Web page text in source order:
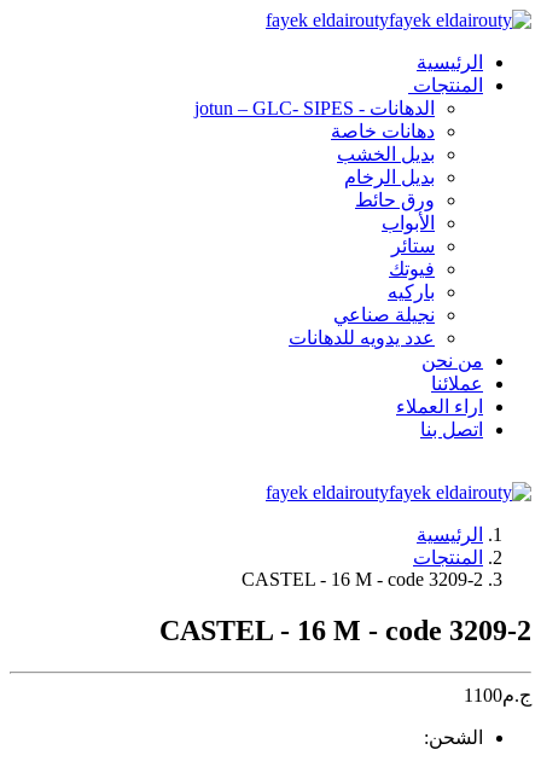
fayek eldairouty
الرئيسية
المنتجات
الدهانات - jotun – GLC- SIPES
دهانات خاصة
بديل الخشب
بديل الرخام
ورق حائط
الأبواب
ستائر
فيوتك
باركيه
نجيلة صناعي
عدد يدويه للدهانات
من نحن
عملائنا
اراء العملاء
اتصل بنا
fayek eldairouty
الرئيسية
المنتجات
CASTEL - 16 M - code 3209-2
CASTEL - 16 M - code 3209-2
ج.م1100
الشحن: